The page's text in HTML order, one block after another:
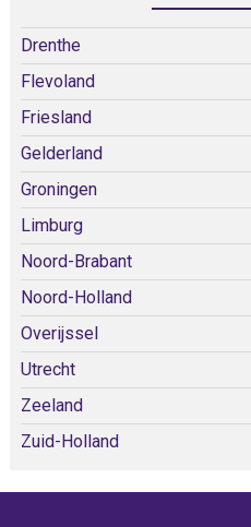
Drenthe
Flevoland
Friesland
Gelderland
Groningen
Limburg
Noord-Brabant
Noord-Holland
Overijssel
Utrecht
Zeeland
Zuid-Holland